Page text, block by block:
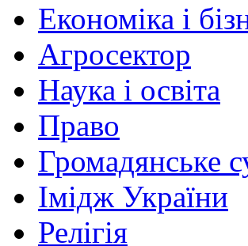
Економіка і
Агросектор
Наука і освіта
Право
Громадянське
Імідж України
Релігія